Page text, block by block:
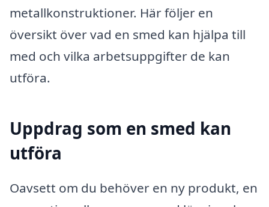
metallkonstruktioner. Här följer en
översikt över vad en smed kan hjälpa till
med och vilka arbetsuppgifter de kan
utföra.
Uppdrag som en smed kan
utföra
Oavsett om du behöver en ny produkt, en